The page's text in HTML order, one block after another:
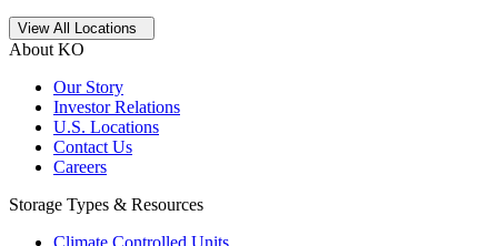
Open storage locations list
View All Locations
About KO
Our Story
Investor Relations
U.S. Locations
Contact Us
Careers
Storage Types & Resources
Climate Controlled Units